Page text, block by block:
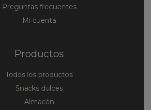
Preguntas frecuentes
Mi cuenta
Productos
Todos los productos
Snacks dulces
Almacén